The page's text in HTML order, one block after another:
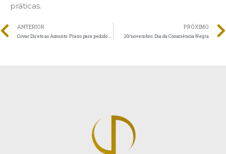
práticas.
ANTERIOR PRÓXIMO
20/novembro: Dia da Consciência Negra